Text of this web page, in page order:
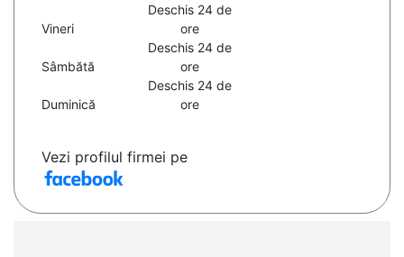
Vineri
Deschis 24 de
ore
Sâmbătă
Deschis 24 de
ore
Duminică
Deschis 24 de
ore
Vezi profilul firmei pe